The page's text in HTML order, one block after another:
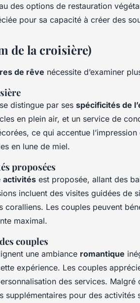
des options de restauration
pour sa capacité à créer des
de la croisière)
de rêve nécessite d’examiner
se distingue par ses spécificités de
en plein air, et un service de
ce qui accentue
en lune de miel.
proposées
activités est proposée, allant des
incluent des visites guidées de
coralliens. Les couples peuvent
maximal.
couples
une ambiance romantique
expérience. Les couples
des services.
supplémentaires pour des